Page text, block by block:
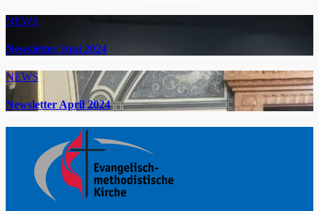
NEWS
Newsletter Juni 2024
NEWS
Newsletter April 2024